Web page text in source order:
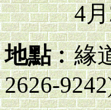
4月26
地點︰緣
2626-